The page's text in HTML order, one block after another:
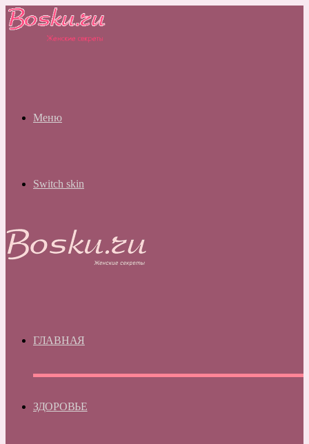
Меню
Switch skin
ГЛАВНАЯ
ЗДОРОВЬЕ